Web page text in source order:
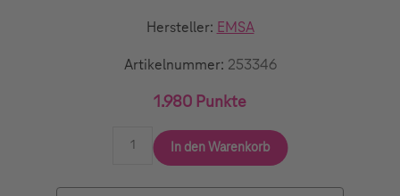
Hersteller: EMSA
Artikelnummer: 253346
1.980 Punkte
In den Warenkorb